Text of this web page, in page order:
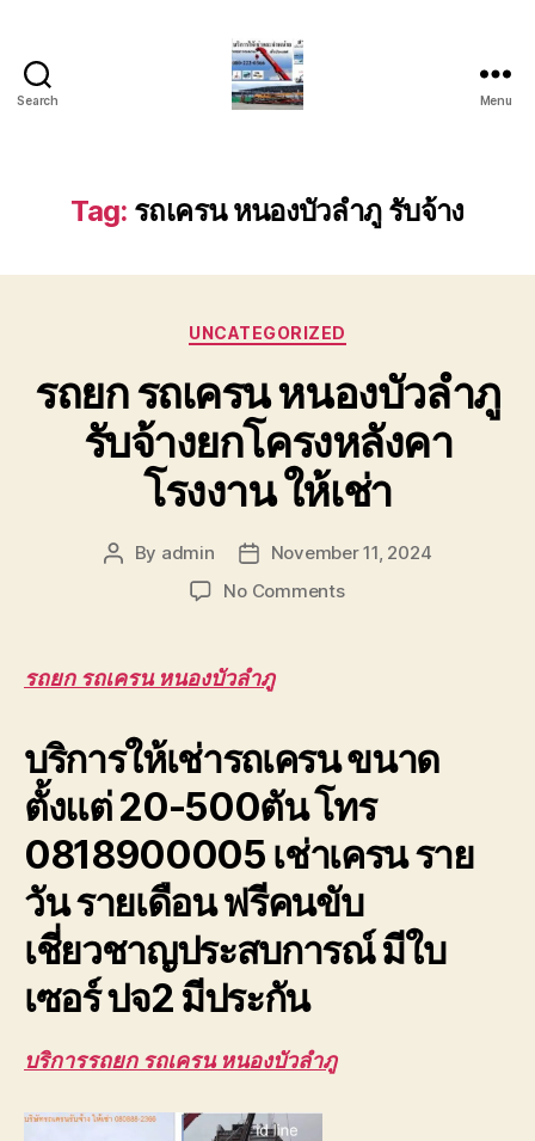
Search
รถ
เครน
เฮี๊ยบ
สไลด์
เครื่องจักร
โทร
0818900005
Menu
Tag: รถเครน หนองบัวลำภู รับจ้าง
Categories
UNCATEGORIZED
รถยก รถเครน หนองบัวลำภู
รับจ้างยกโครงหลังคา
โรงงาน ให้เช่า
Post
By admin
Post
date
November 11, 2024
No Commentson
ยก
โครง
หลังคา
โรงงาน
ให้
รถยก รถเครน หนองบัวลำภู
บริการให้เช่ารถเครน ขนาด
ตั้งแต่ 20-500ตัน โทร
0818900005 เช่าเครน ราย
วัน รายเดือน ฟรีคนขับ
เชี่ยวชาญประสบการณ์ มีใบ
เซอร์ ปจ2 มีประกัน
บริการรถยก รถเครน หนองบัวลำภู